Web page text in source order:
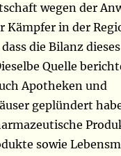
wegen der
Kämpfer in der
die Bilanz
Quelle
Apotheken und
geplündert
sowie